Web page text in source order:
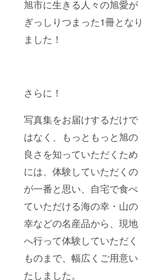
旭市に生きる人々の旭愛が
ぎっしりつまった1冊となり
ました！
さらに！
写真集をお届けするだけで
はなく、もっともっと旭の
良さを知っていただくため
には、体験していただくの
が一番と思い、自宅で食べ
ていただける海の幸・山の
幸などの名産品から、現地
へ行って体験していただく
ものまで、幅広くご用意い
たしました。